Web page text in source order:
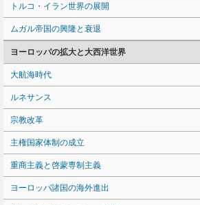
トルコ・イラン世界の展開
ムガル帝国の興隆と衰退
ヨーロッパの拡大と大西洋世界
大航海時代
ルネサンス
宗教改革
主権国家体制の成立
重商主義と啓蒙専制主義
ヨーロッパ諸国の海外進出